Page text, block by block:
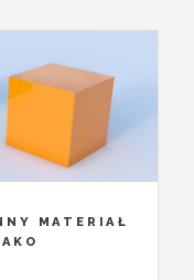
MATERIAŁ